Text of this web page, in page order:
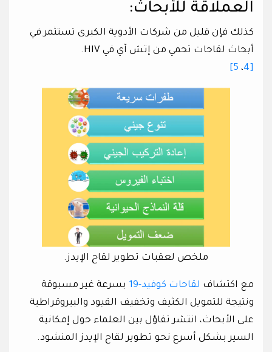
العملاقة للأبحاث:
كذلك فإن قليل من شركات الأدوية الكبرى تستثمر في
أبحاث لقاحات تحمي من إتش آي في HIV.
[4
،
ملخص لعقبات تطوير لقاح الإيدز.
مع اكتشاف لقاحات كوفيد-19
بسرعة غير مسبوقة
ونتيجة للتمويل الكثيف وتخفيف القيود والبيروقراطية
على الأبحاث، انتشر تفاؤل بين العلماء حول إمكانية
السير بشكل أسرع نحو تطوير لقاح الإيدز المنشود.